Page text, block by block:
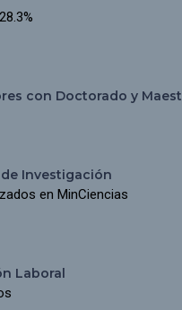
con Doctorado y
Investigación
en MinCiencias
Laboral